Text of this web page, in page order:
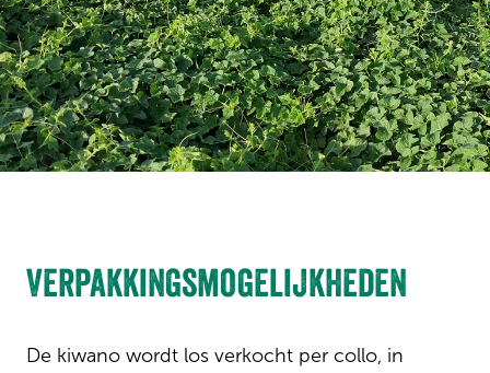
Verpakkingsmogelijkheden
De kiwano wordt los verkocht per collo, in